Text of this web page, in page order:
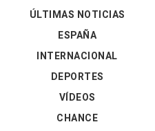
ÚLTIMAS NOTICIAS
ESPAÑA
INTERNACIONAL
DEPORTES
VÍDEOS
CHANCE